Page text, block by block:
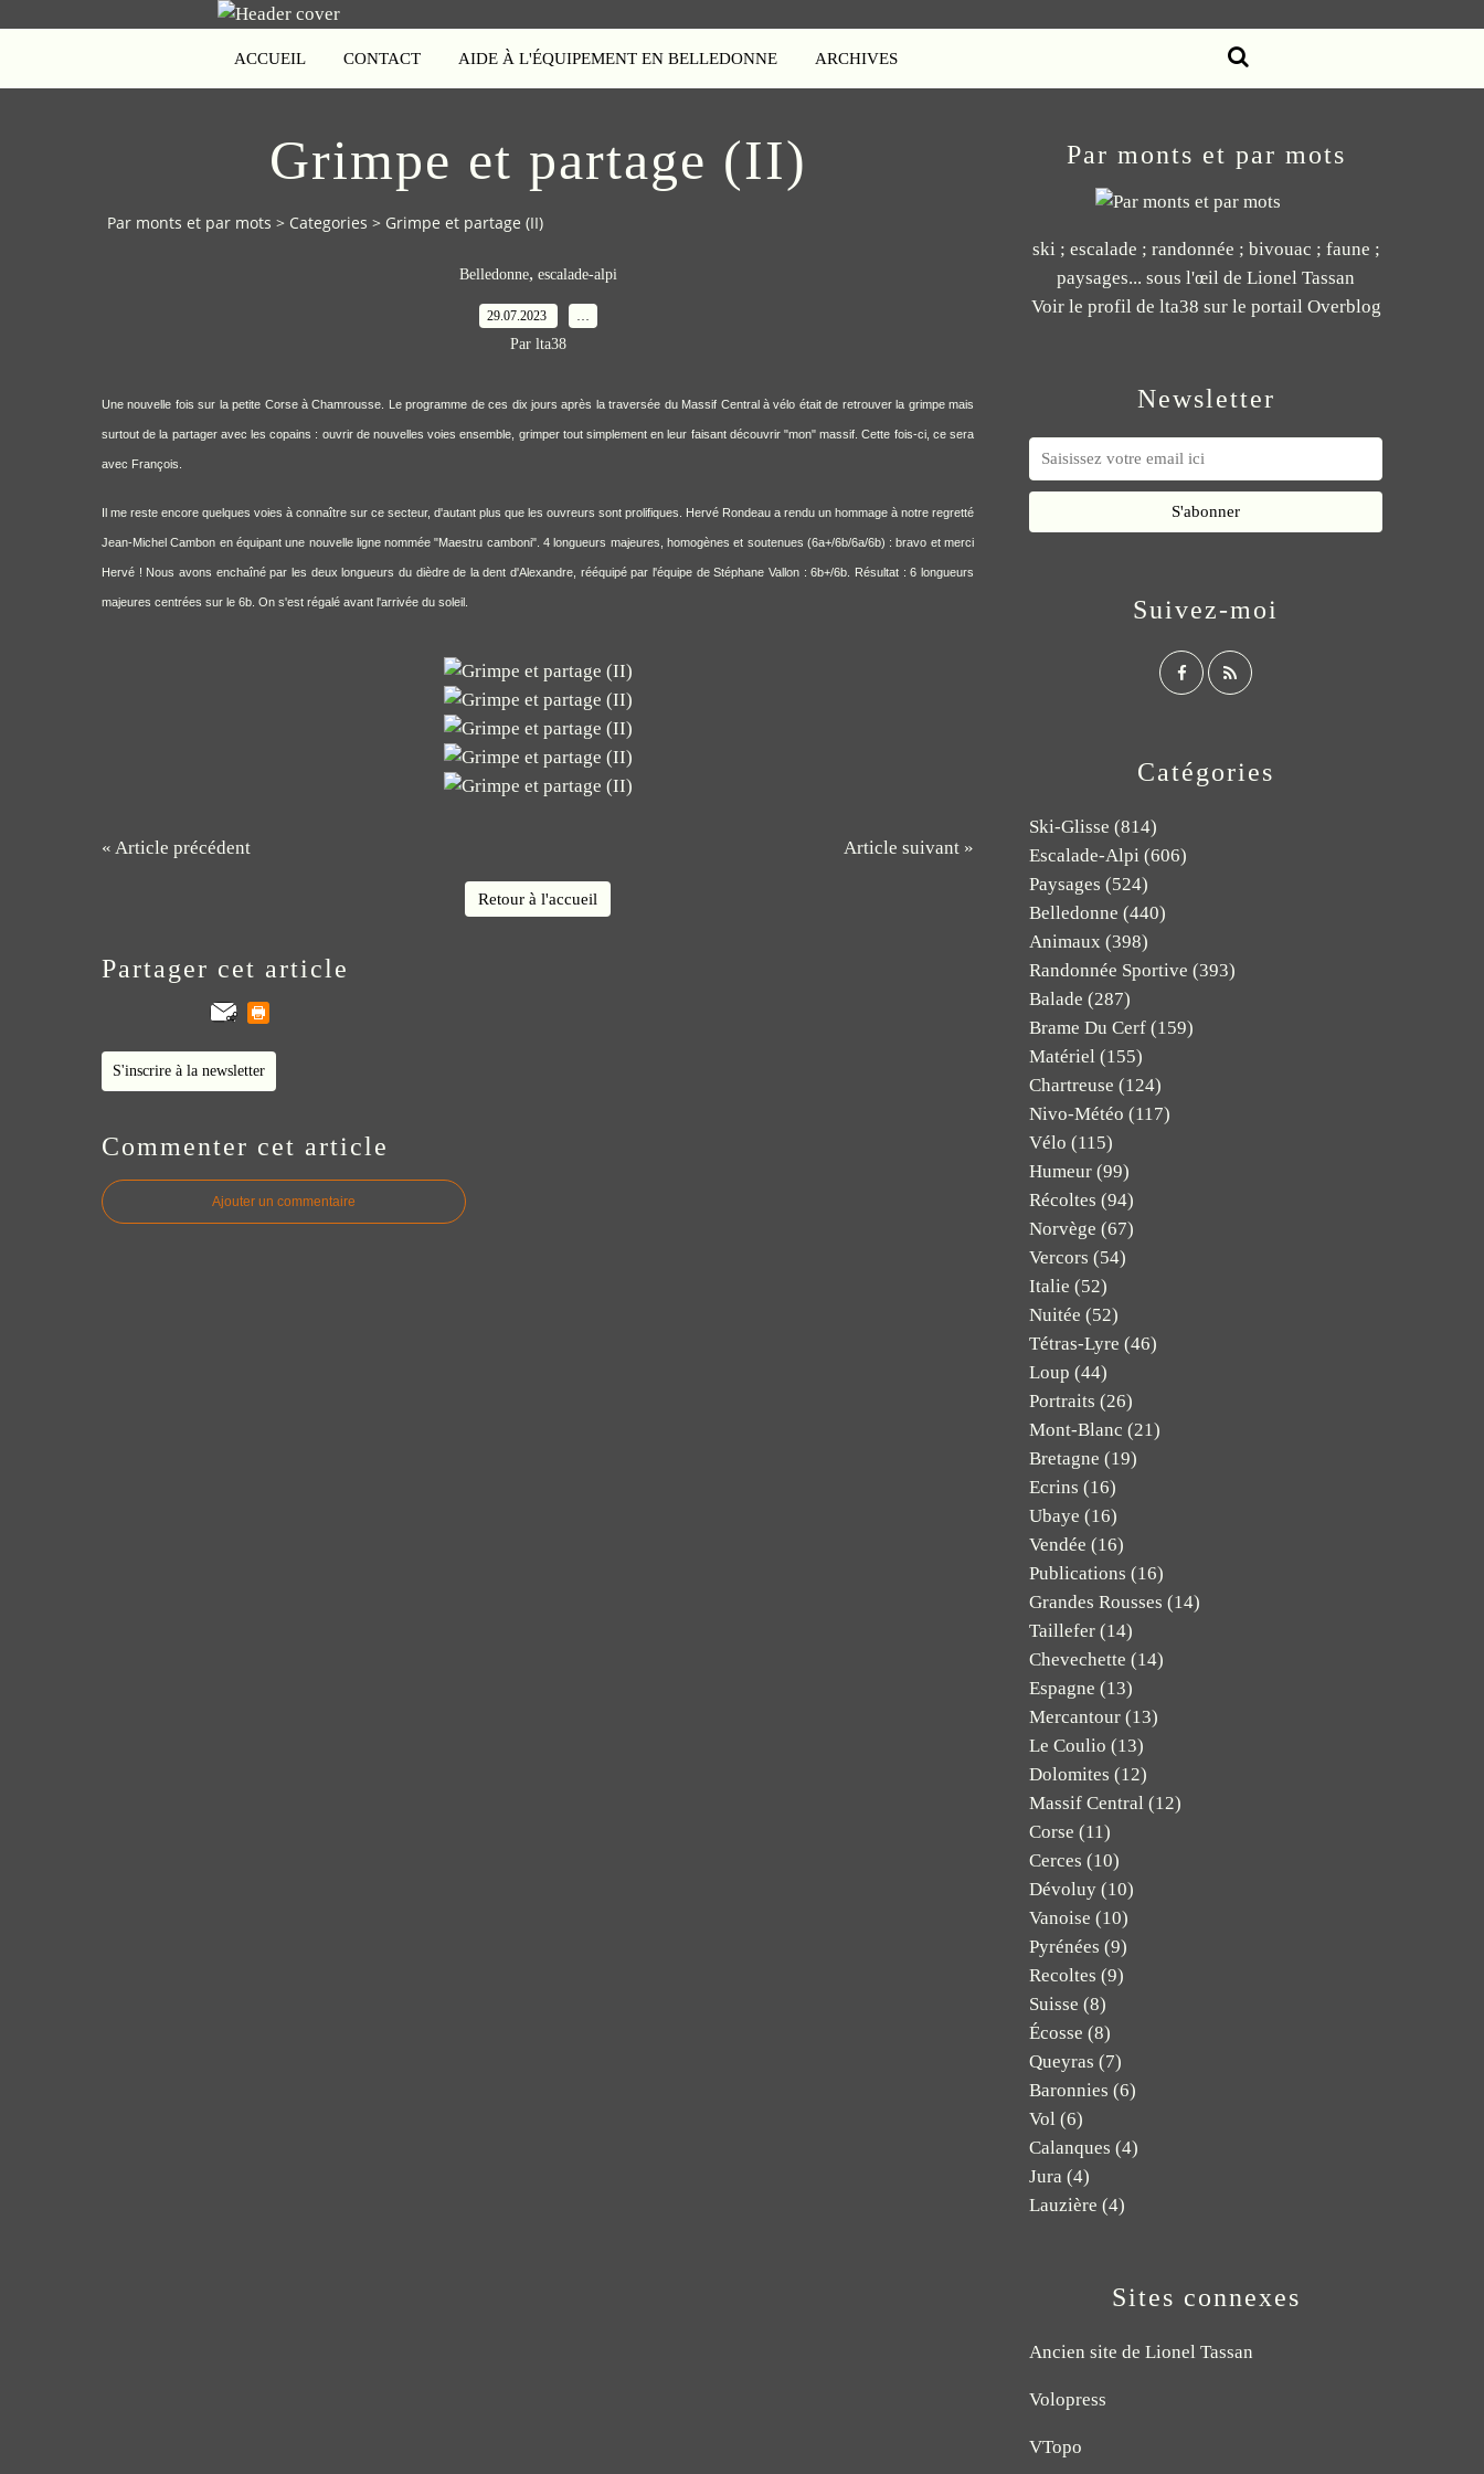
ACCUEIL CONTACT AIDE À L'ÉQUIPEMENT EN BELLEDONNE ARCHIVES
Grimpe et partage (II)
Par monts et par mots > Categories > Grimpe et partage (II)
Belledonne, escalade-alpi
29.07.2023
Par lta38
Une nouvelle fois sur la petite Corse à Chamrousse. Le programme de ces dix jours après la traversée du Massif Central à vélo était de retrouver la grimpe mais
surtout de la partager avec les copains : ouvrir de nouvelles voies ensemble, grimper tout simplement en leur faisant découvrir "mon" massif. Cette fois-ci, ce sera
avec François
Il me reste encore quelques voies à connaître sur ce secteur, d'autant plus que les ouvreurs sont prolifiques. Hervé Rondeau a rendu un hommage à notre regretté
Jean-Michel Cambon en équipant une nouvelle ligne nommée "Maestru camboni". 4 longueurs majeures, homogènes et soutenues (6a+/6b/6a/6b) : bravo et merci
Hervé ! Nous avons enchaîné par les deux longueurs du dièdre de la dent d'Alexandre, rééquipé par l'équipe de Stéphane Vallon : 6b+/6b. Résultat : 6 longueurs
majeures centrées sur le 6b. On s'est régalé avant l'arrivée du soleil.
« Article précédent Article suivant »
Retour à l'accueil
Partager cet article
S'inscrire à la newsletter
Commenter cet article
Ajouter un commentaire
Newsletter
Catégories
Ski-Glisse (814)
Escalade-Alpi (606)
Paysages (524)
Belledonne (440)
Animaux (398)
Randonnée Sportive (393)
Balade (287)
Brame Du Cerf (159)
Matériel (155)
Chartreuse (124)
Nivo-Météo (117)
Vélo (115)
Humeur (99)
Récoltes (94)
Norvège (67)
Vercors (54)
Italie (52)
Nuitée (52)
Tétras-Lyre (46)
Loup (44)
Portraits (26)
Mont-Blanc (21)
Bretagne (19)
Ecrins (16)
Ubaye (16)
Vendée (16)
Publications (16)
Grandes Rousses (14)
Taillefer (14)
Chevechette (14)
Espagne (13)
Mercantour (13)
Le Coulio (13)
Dolomites (12)
Massif Central (12)
Corse (11)
Cerces (10)
Dévoluy (10)
Vanoise (10)
Pyrénées (9)
Recoltes (9)
Suisse (8)
Écosse (8)
Queyras (7)
Baronnies (6)
Vol (6)
Calanques (4)
Jura (4)
Lauzière (4)
Par monts et par mots
ski ; escalade ; randonnée ; bivouac ; faune ;
paysages... sous l'œil de Lionel Tassan
Voir le profil de lta38 sur le portail Overblog
Suivez-moi
Sites connexes
Ancien site de Lionel Tassan
Volopress
VTopo